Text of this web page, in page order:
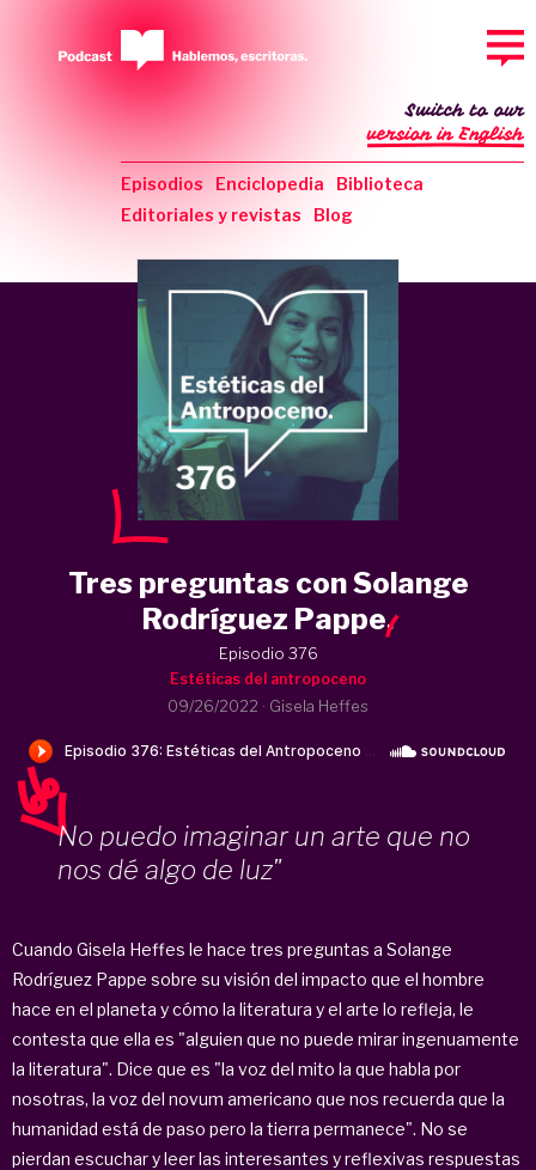
Episodios Enciclopedia
Biblioteca
Editoriales y revistas
Blog
Switch to our
version in English
Tres preguntas con Solange
Rodríguez Pappe.
Episodio 376
Estéticas del antropoceno
09/26/2022 · Gisela Heffes
No puedo imaginar un arte que no
nos dé algo de luz"
Cuando Gisela Heffes le hace tres preguntas a Solange
Rodríguez Pappe sobre su visión del impacto que el hombre
hace en el planeta y cómo la literatura y el arte lo refleja, le
contesta que ella es "alguien que no puede mirar ingenuamente
la literatura". Dice que es "la voz del mito la que habla por
nosotras, la voz del novum americano que nos recuerda que la
humanidad está de paso pero la tierra permanece". No se
pierdan escuchar y leer las interesantes y reflexivas respuestas